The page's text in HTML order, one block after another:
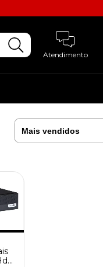
Atendimento